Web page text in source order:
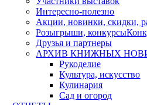
Интересно-полезно
Акции, новинки, скидки,
Розыгрыши, конкурсы
Друзья и партнеры
АРХИВ КНИЖНЫХ
Рукоделие
Культура, искусство
Кулинария
Сад и огород